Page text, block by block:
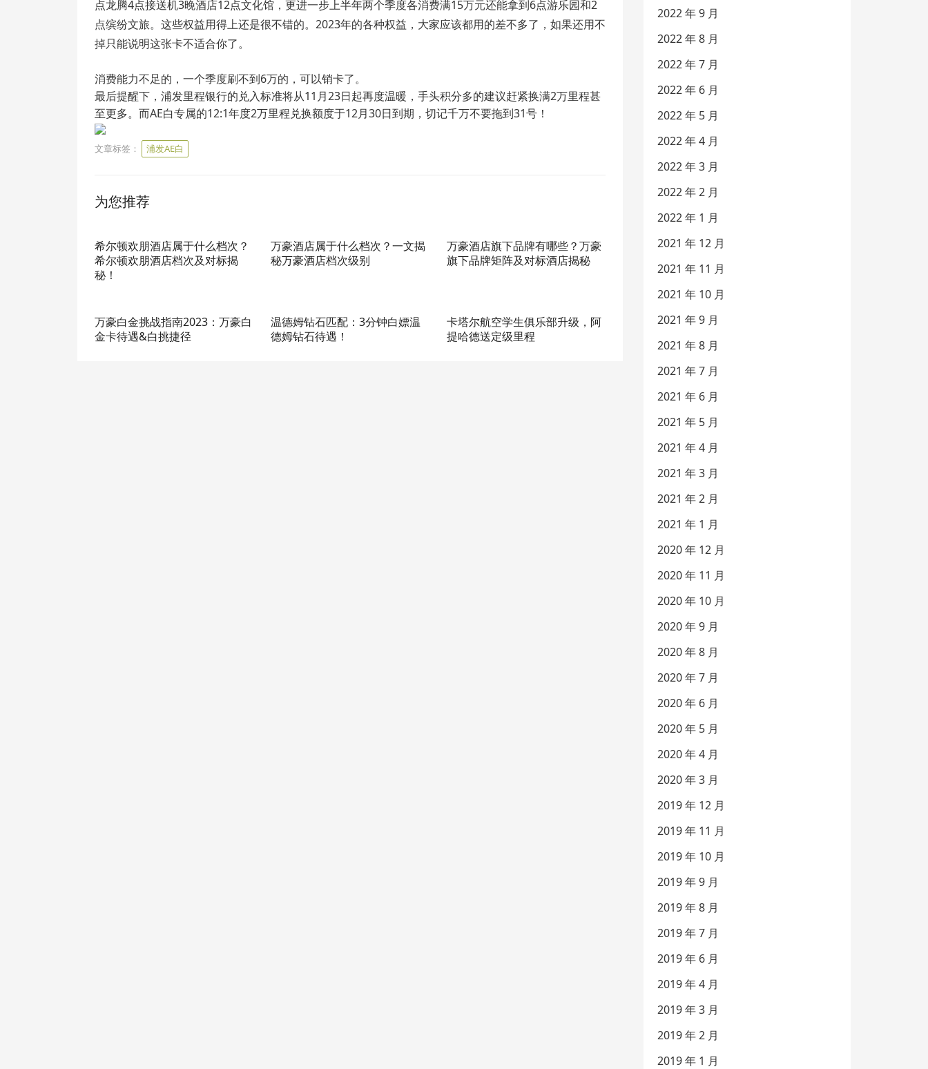
点龙腾4点接送机3晚酒店12点文化馆，更进一步上半年两个季度各消费满15万元还能拿到6点游乐园和2
点缤纷文旅。这些权益用得上还是很不错的。2023年的各种权益，大家应该都用的差不多了，如果还用不
掉只能说明这张卡不适合你了。
消费能力不足的，一个季度刷不到6万的，可以销卡了。
最后提醒下，浦发里程银行的兑入标准将从11月23日起再度温暖，手头积分多的建议赶紧换满2万里程甚
至更多。而AE白专属的12:1年度2万里程兑换额度于12月30日到期，切记千万不要拖到31号！
文章标签： 浦发AE白
为您推荐
希尔顿欢朋酒店属于什么档次？
希尔顿欢朋酒店档次及对标揭
秘！
万豪酒店属于什么档次？一文揭
秘万豪酒店档次级别
万豪酒店旗下品牌有哪些？万豪
旗下品牌矩阵及对标酒店揭秘
万豪白金挑战指南2023：万豪白
金卡待遇&白挑捷径
温德姆钻石匹配：3分钟白嫖温
德姆钻石待遇！
卡塔尔航空学生俱乐部升级，阿
提哈德送定级里程
2022 年 9 月
2022 年 8 月
2022 年 7 月
2022 年 6 月
2022 年 5 月
2022 年 4 月
2022 年 3 月
2022 年 2 月
2022 年 1 月
2021 年 12 月
2021 年 11 月
2021 年 10 月
2021 年 9 月
2021 年 8 月
2021 年 7 月
2021 年 6 月
2021 年 5 月
2021 年 4 月
2021 年 3 月
2021 年 2 月
2021 年 1 月
2020 年 12 月
2020 年 11 月
2020 年 10 月
2020 年 9 月
2020 年 8 月
2020 年 7 月
2020 年 6 月
2020 年 5 月
2020 年 4 月
2020 年 3 月
2019 年 12 月
2019 年 11 月
2019 年 10 月
2019 年 9 月
2019 年 8 月
2019 年 7 月
2019 年 6 月
2019 年 4 月
2019 年 3 月
2019 年 2 月
2019 年 1 月